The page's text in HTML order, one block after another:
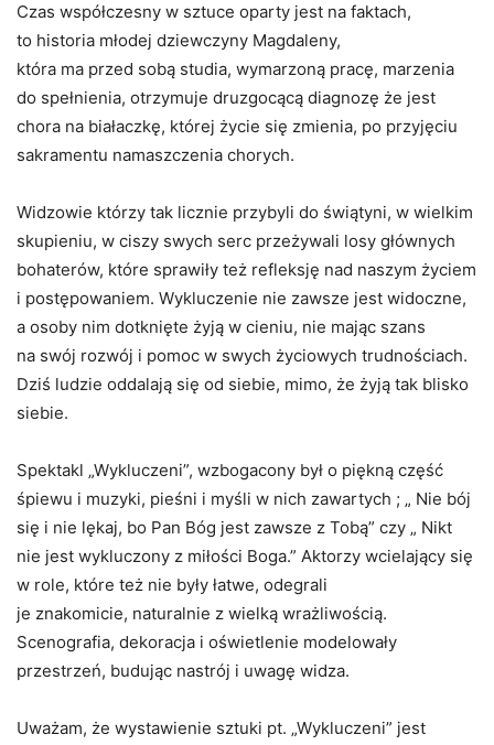
Czas współczesny w sztuce oparty jest na faktach,
to historia młodej dziewczyny Magdaleny,
która ma przed sobą studia, wymarzoną pracę, marzenia
do spełnienia, otrzymuje druzgocącą diagnozę że jest
chora na białaczkę, której życie się zmienia, po przyjęciu
sakramentu namaszczenia chorych.
Widzowie którzy tak licznie przybyli do świątyni, w wielkim
skupieniu, w ciszy swych serc przeżywali losy głównych
bohaterów, które sprawiły też refleksję nad naszym życiem
i postępowaniem. Wykluczenie nie zawsze jest widoczne,
a osoby nim dotknięte żyją w cieniu, nie mając szans
na swój rozwój i pomoc w swych życiowych trudnościach.
Dziś ludzie oddalają się od siebie, mimo, że żyją tak blisko
siebie.
Spektakl „Wykluczeni”, wzbogacony był o piękną część
śpiewu i muzyki, pieśni i myśli w nich zawartych ; „ Nie bój
się i nie lękaj, bo Pan Bóg jest zawsze z Tobą” czy „ Nikt
nie jest wykluczony z miłości Boga.” Aktorzy wcielający się
w role, które też nie były łatwe, odegrali
je znakomicie, naturalnie z wielką wrażliwością.
Scenografia, dekoracja i oświetlenie modelowały
przestrzeń, budując nastrój i uwagę widza.
Uważam, że wystawienie sztuki pt. „Wykluczeni” jest